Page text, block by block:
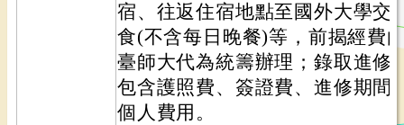
宿、往返住宿地點至國外大學交
食(不含每日晚餐)等，前揭經費
臺師大代為統籌辦理；錄取進修
包含護照費、簽證費、進修期間
個人費用。